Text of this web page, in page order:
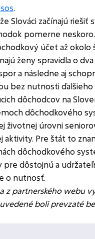
.
Slováci začínajú riešiť
pomerne
účet až okolo
ženy spravidla o
a následne aj
bez nutnosti ďalšieho
dôchodcov na
dôchodkového
životnej úrovni
Pre štát to
dôchodkového
dôstojnú a
o nutnosť.
z partnerského webu
boli prevzaté